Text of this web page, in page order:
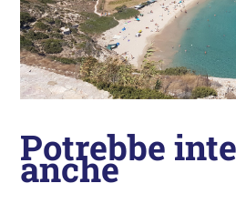
Potrebbe
anche